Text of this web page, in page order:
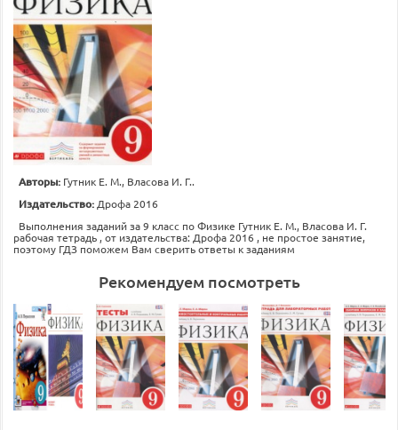
Авторы: Гутник Е. М., Власова И. Г..
Издательство: Дрофа 2016
Выполнения заданий за 9 класс по Физике Гутник Е. М., Власова И. Г.
рабочая тетрадь , от издательства: Дрофа 2016 , не простое занятие,
поэтому ГДЗ поможем Вам сверить ответы к заданиям
Рекомендуем посмотреть